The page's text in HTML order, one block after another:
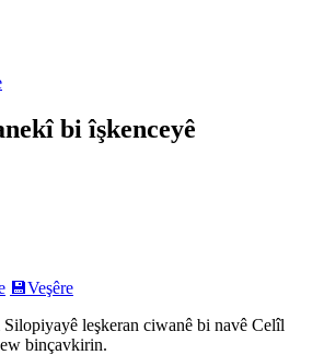
bi îşkenceyê
💾Veşêre
leşkeran ciwanê bi navê Celîl
binçavkirin.